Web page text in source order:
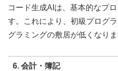
コード生成AIは、基本的なプ
す。これにより、初級プログ
グラミングの敷居が低くなりま
6. 会計・簿記